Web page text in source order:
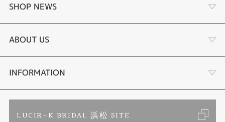
あこや真珠
黒蝶真珠
時計
色石
SHOP NEWS
個性溢れる色石の魅力
YouTube ルシルケイチャンネル
ブライダルリングサイト
ABOUT US
店舗情報・会社概要
INFORMATION
LUCIR-K BRIDAL 浜松 SITE